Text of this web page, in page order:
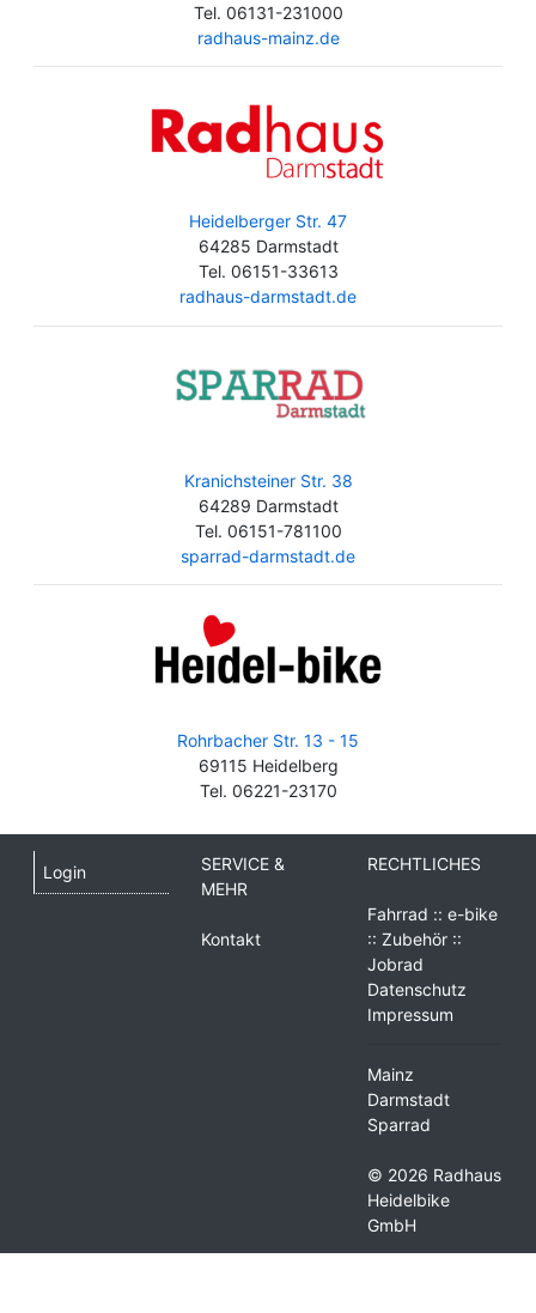
Tel. 06131-231000
radhaus-mainz.de
Heidelberger Str. 47
64285 Darmstadt
Tel. 06151-33613
radhaus-darmstadt.de
Kranichsteiner Str. 38
64289 Darmstadt
Tel. 06151-781100
sparrad-darmstadt.de
Rohrbacher Str. 13 - 15
69115 Heidelberg
Tel. 06221-23170
Login
SERVICE &
MEHR
Kontakt
RECHTLICHES
Fahrrad :: e-bike
:: Zubehör ::
Jobrad
Datenschutz
Impressum
Mainz
Darmstadt
Sparrad
© 2026 Radhaus
Heidelbike
GmbH